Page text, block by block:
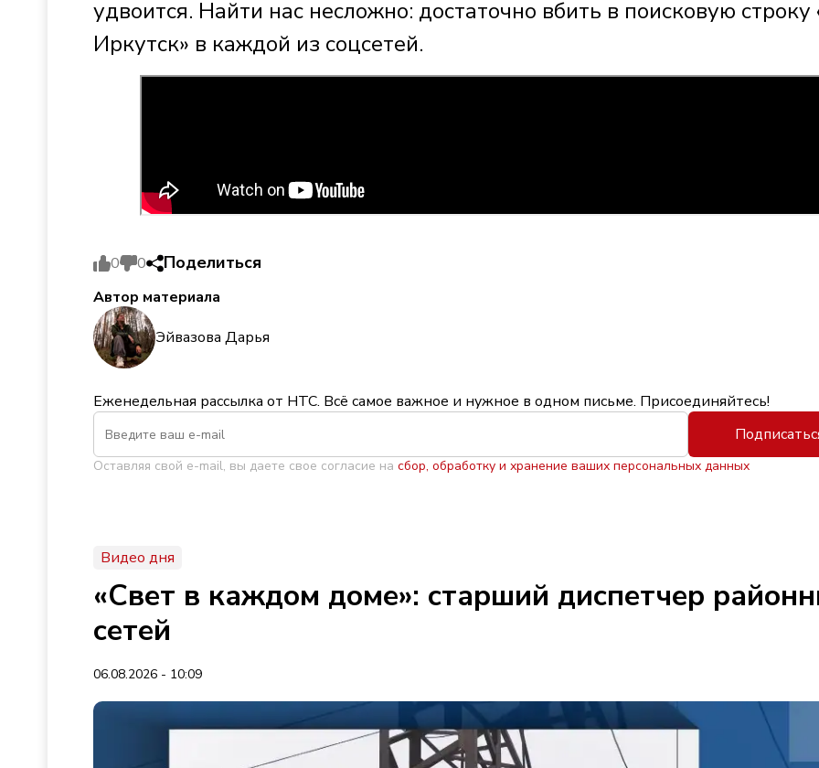
удвоится. Найти нас несложно: достаточно вбить в поисковую
Иркутск» в каждой из соцсетей.
0 0 Поделиться
Автор материала
Эйвазова Дарья
Еженедельная рассылка от НТС. Всё самое важное и нужное в одном письме. Присоединяйтесь!
Оставляя свой e-mail, вы даете свое согласие на сбор, обработку и хранение ваших персональных данных
Видео дня
«Свет в каждом доме»: старший диспетчер
сетей
06.08.2026 - 10:09